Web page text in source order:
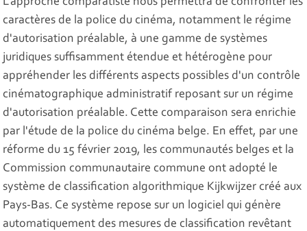
caractères de la police du cinéma, notamment le régime
d'autorisation préalable, à une gamme de systèmes
juridiques suffisamment étendue et hétérogène pour
appréhender les différents aspects possibles d'un contrôle
cinématographique administratif reposant sur un régime
d'autorisation préalable. Cette comparaison sera enrichie
par l'étude de la police du cinéma belge. En effet, par une
réforme du 15 février 2019, les communautés belges et la
Commission communautaire commune ont adopté le
système de classification algorithmique Kijkwijzer créé aux
Pays-Bas. Ce système repose sur un logiciel qui génère
automatiquement des mesures de classification revêtant